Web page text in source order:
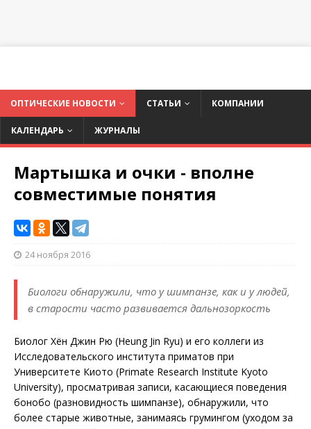
ОПТИЧЕСКИЕ НОВОСТИ СТАТЬИ КОМПАНИИ
КАЛЕНДАРЬ ЖУРНАЛЫ
Мартышка и очки - вполне
совместимые понятия
24 ноября 2016
Биологи обнаружили, что у шимпанзе, как и у людей,
в старости часто развивается дальнозоркость
Биолог Хён Джин Рю (Heung Jin Ryu) и его коллеги из
Исследовательского института приматов при
Университете Киото (Primate Research Institute Kyoto
University), просматривая записи, касающиеся поведения
бонобо (разновидность шимпанзе), обнаружили, что
более старые животные, занимаясь грумингом (уходом за